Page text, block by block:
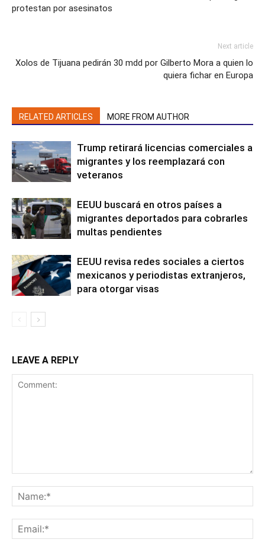
protestan por asesinatos
Next article
Xolos de Tijuana pedirán 30 mdd por Gilberto Mora a quien lo
quiera fichar en Europa
RELATED ARTICLES MORE FROM AUTHOR
Trump retirará licencias comerciales a
migrantes y los reemplazará con
veteranos
EEUU buscará en otros países a
migrantes deportados para cobrarles
multas pendientes
EEUU revisa redes sociales a ciertos
mexicanos y periodistas extranjeros,
para otorgar visas
LEAVE A REPLY